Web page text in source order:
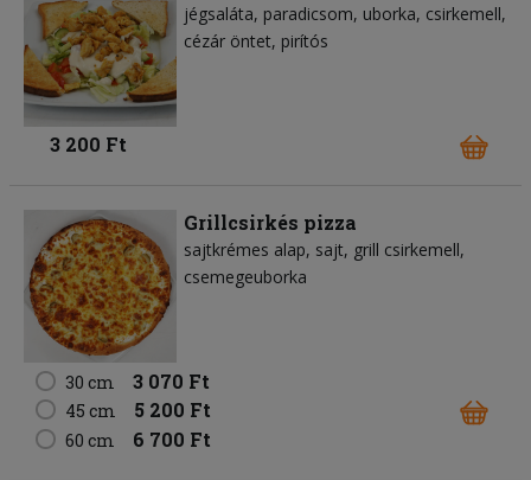
jégsaláta paradicsom uborka csirkemell
cézár öntet pirítós
3 200 Ft
Grillcsirkés pizza
sajtkrémes alap sajt grill csirkemell
csemegeuborka
30 cm 3 070 Ft
45 cm 5 200 Ft
60 cm 6 700 Ft